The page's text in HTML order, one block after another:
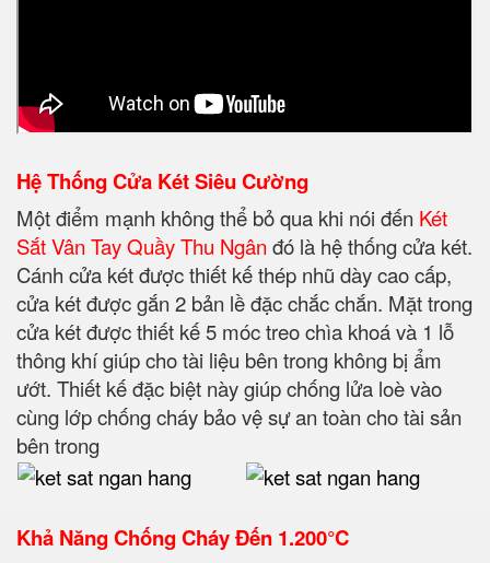
Hệ Thống Cửa Két Siêu Cường
Một điểm mạnh không thể bỏ qua khi nói đến Két
Sắt Vân Tay Quầy Thu Ngân đó là hệ thống cửa két.
Cánh cửa két được thiết kế thép nhũ dày cao cấp,
cửa két được gắn 2 bản lề đặc chắc chắn. Mặt trong
cửa két được thiết kế 5 móc treo chìa khoá và 1 lỗ
thông khí giúp cho tài liệu bên trong không bị ẩm
ướt. Thiết kế đặc biệt này giúp chống lửa loè vào
cùng lớp chống cháy bảo vệ sự an toàn cho tài sản
bên trong
Khả Năng Chống Cháy Đến 1.200°C